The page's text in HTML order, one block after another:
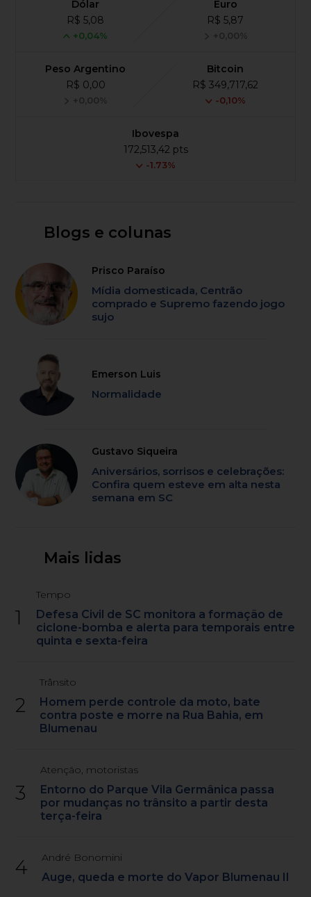
Dólar
R$ 5,08
+0,04%
Euro
R$ 5,87
+0,00%
Peso Argentino
R$ 0,00
+0,00%
Bitcoin
R$ 349,717,62
-0,10%
Ibovespa
172,513,42 pts
-1.73%
Blogs e colunas
Prisco Paraíso
Mídia domesticada, Centrão
comprado e Supremo fazendo jogo
sujo
Emerson Luis
Normalidade
Gustavo Siqueira
Aniversários, sorrisos e celebrações:
Confira quem esteve em alta nesta
semana em SC
Mais lidas
1
Tempo
Defesa Civil de SC monitora a formação de
ciclone-bomba e alerta para temporais entre
quinta e sexta-feira
2
Trânsito
Homem perde controle da moto, bate
contra poste e morre na Rua Bahia, em
Blumenau
3
Atenção, motoristas
Entorno do Parque Vila Germânica passa
por mudanças no trânsito a partir desta
terça-feira
4 André Bonomini
Auge, queda e morte do Vapor Blumenau II